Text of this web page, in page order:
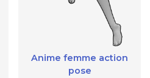
Anime femme action
pose